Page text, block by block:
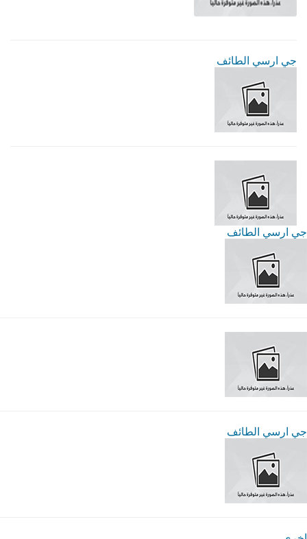
جي ارسي الطائف
جي ارسي الطائف
جي ارسي الطائف